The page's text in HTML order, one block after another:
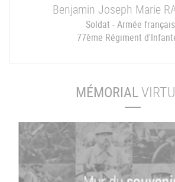
Benjamin Joseph Marie
Soldat - Armée
77ème Régiment
MÉMORIAL